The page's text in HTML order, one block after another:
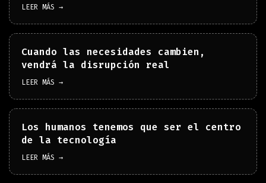
LEER MÁS →
Cuando las necesidades cambien,
vendrá la disrupción real
LEER MÁS →
Los humanos tenemos que ser el centro
de la tecnología
LEER MÁS →